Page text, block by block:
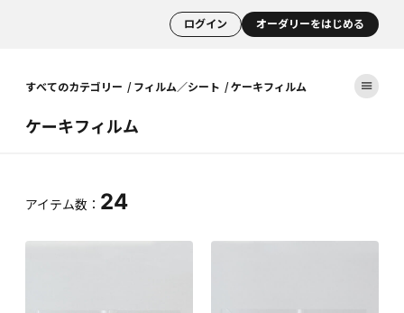
ログイン オーダリーをはじめる
すべてのカテゴリー フィルム／シート ケーキフィルム
ケーキフィルム
アイテム数： 24